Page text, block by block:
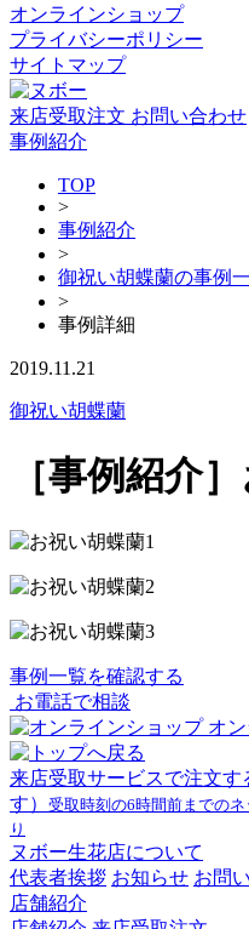
オンラインショップ
プライバシーポリシー
サイトマップ
来店受取注文 お問い合わせ
事例紹介
TOP
>
事例紹介
>
御祝い胡蝶蘭の事例
>
事例詳細
2019.11.21
御祝い胡蝶蘭
［事例紹介
事例一覧を確認する
お電話で相談
オ
来店受取サービスで注文す
す） 受取時刻の6時間前までの
り
ヌボー生花店について
代表者挨拶 お知らせ お問
店舗紹介